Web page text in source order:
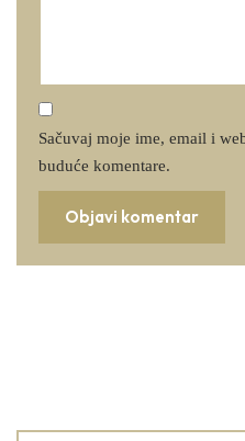
Sačuvaj moje ime, email i
buduće komentare.